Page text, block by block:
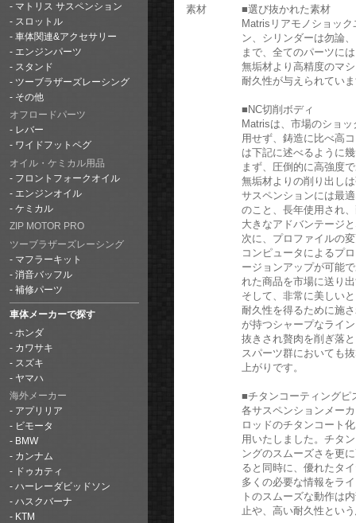
マトリス サスペンション
スロットル
車体関連&アクセサリー
エンジンパーツ
スタンド
ツーブラザーズレーシング
その他
オフロードパーツ
レバー
ワイドフットペグ
オイル・ケミカル用品
フロントフォークオイル
エンジンオイル
ケミカル
ZIP MOTOR PRO
ツーブラザーズレーシング
マフラーキット
消音バッフル
補修パーツ
車体メーカーで探す
ホンダ
カワサキ
スズキ
ヤマハ
海外メーカー
アプリリア
ビモータ
BMW
カンナム
ドゥカティ
ハーレーダビッドソン
ハスクバーナ
KTM
素材
■選び抜かれた素材
Matrisリアモノショッ
ン、シリンダーは勿論
まで、全てのパーツに
無垢材より高精度のマ
耐久性が与えられてい
■NC切削ボディ
Matrisは、市場のショ
用せず、鋳造に比べ高
は下記に述べるように
まず、圧倒的に高強度
無垢材よりの削り出し
サスペンションには最
のこと、長年使用され
大きなアドバンテージ
次に、プロファイルの
コンピュータによるプ
ージョンアップが可能
れた商品を市場に送り
そして、非常に美しい
耐久性を得るために施
が持つシャープなライ
抜きされ贅肉を削ぎ落
スパーツ群においても
上がりです。
■チタンコーティングピ
各サスペンションメー
ロッドのチタンコート
用いたしました。チタ
ングのスムーズさを更
ると同時に、優れたタ
多くの必要な情報をラ
トのスムーズな動作は
止や、高い耐久性とい